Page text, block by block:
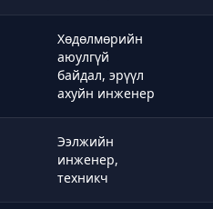
Хөдөлмөрийн
аюулгүй
байдал, эрүүл
ахуйн инженер
Ээлжийн
инженер,
техникч